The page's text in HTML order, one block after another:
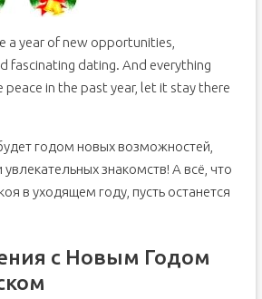
a year of new opportunities,
fascinating dating. And everything
peace in the past year, let it stay there
годом новых возможностей,
увлекательных знакомств! А всё, что
в уходящем году, пусть останется
с Новым Годом